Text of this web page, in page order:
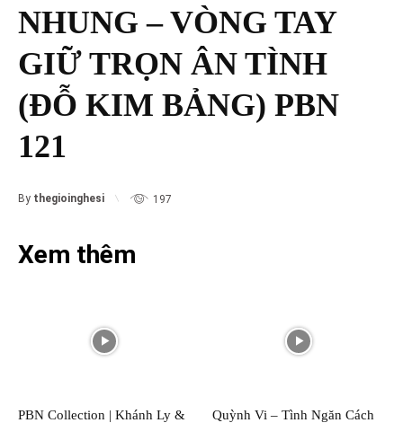
NHUNG – VÒNG TAY
GIỮ TRỌN ÂN TÌNH
(ĐỖ KIM BẢNG) PBN
121
By thegioinghesi 197
Xem thêm
PBN Collection | Khánh Ly &
Quỳnh Vi – Tình Ngăn Cách